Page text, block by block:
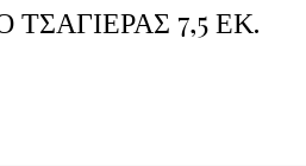
ΤΣΑΓΙΕΡΑΣ 7,5 ΕΚ.